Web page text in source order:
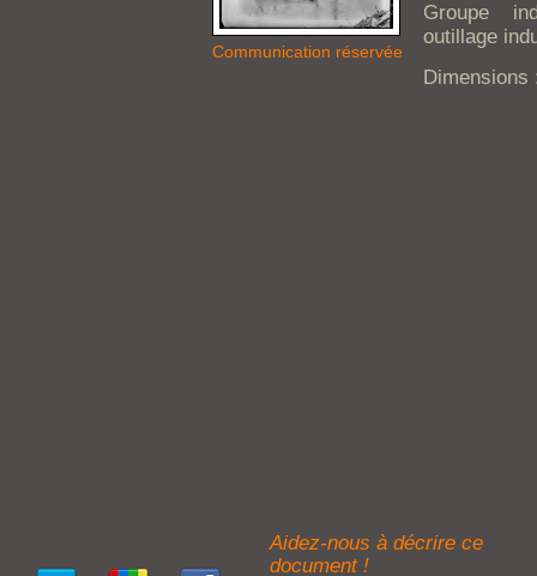
Communication réservée
Groupe
outillage
Dimensions
Aidez-nous à décrire ce
document !